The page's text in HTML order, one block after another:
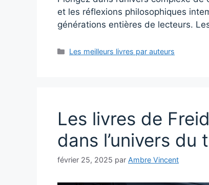
et les réflexions philosophiques
générations entières de lecteurs.
Catégories
Les meilleurs livres par auteurs
Les livres de
dans l’univers
février 25, 2025 par Ambre Vincent